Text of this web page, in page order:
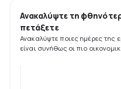
Ανακαλύψτε τη
πετάξετε
Ανακαλύψτε ποιες ημέρες της
είναι συνήθως οι πιο